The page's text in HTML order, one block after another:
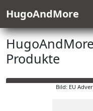
HugoAndMore
Produkte
Bild: EU